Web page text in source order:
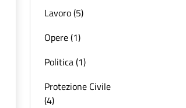
Lavoro (5)
Opere (1)
Politica (1)
Protezione Civile
(4)